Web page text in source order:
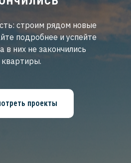
проекты
строим рядом новые
подробнее и успейте
в них не закончились
квартиры.